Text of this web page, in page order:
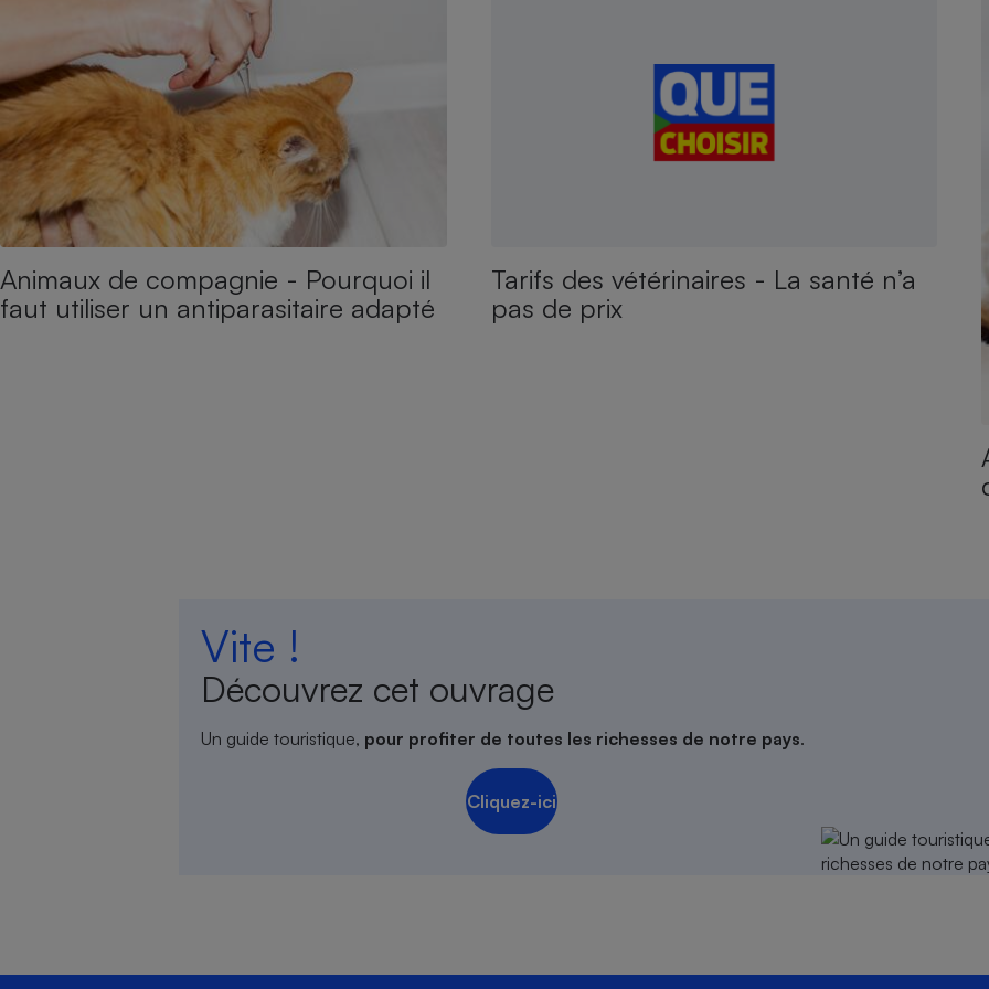
Animaux de compagnie - Pourquoi il
faut utiliser un antiparasitaire adapté
Tarifs des vétérinaires - La santé n’a
pas de prix
Vite !
Découvrez cet ouvrage
Un guide touristique, pour profiter de toutes les richesses de notre pays.
Cliquez-ici